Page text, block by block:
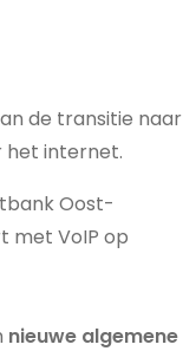
de transitie naar
het internet.
Oost-
met VoIP op
nieuwe algemene